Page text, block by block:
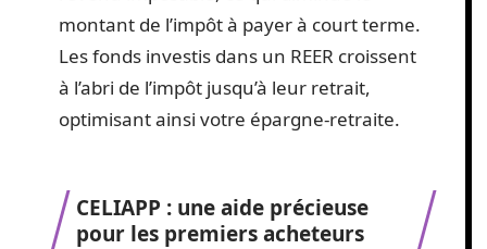
montant de l’impôt à payer à court terme.
Les fonds investis dans un REER croissent
à l’abri de l’impôt jusqu’à leur retrait,
optimisant ainsi votre épargne-retraite.
CELIAPP : une aide précieuse
pour les premiers acheteurs